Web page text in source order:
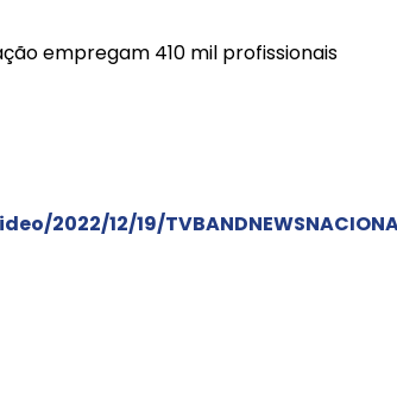
empregam 410 mil profissionais
2022/12/19/